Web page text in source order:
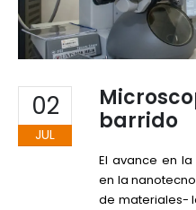
02
JUL
barrido
El avance en
en la
de materiales-